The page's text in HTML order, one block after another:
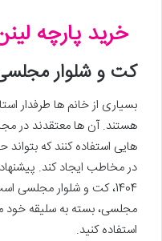
خرید پارچه
کت و شلوار مجلسی
بسیاری از خانم ها طرفدار
هستند. آن ها معتقدند در
هایی استفاده کنند که
در مخاطب ایجاد کند.
1404، کت و شلوار
مجلسی، بسته به سلیقه خود
استفاده کنید.